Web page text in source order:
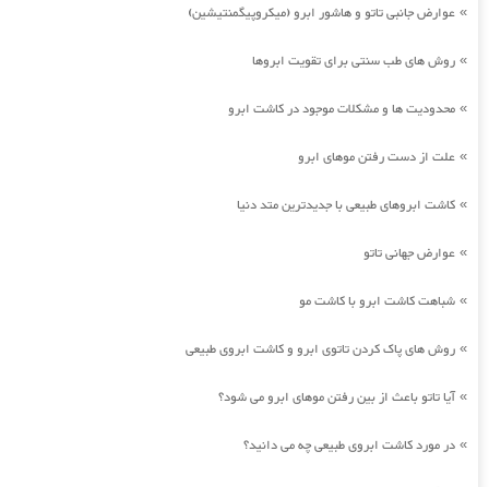
» عوارض جانبی تاتو و هاشور ابرو (میکروپیگمنتیشین)
» روش های طب سنتی برای تقویت ابروها
» محدودیت ها و مشکلات موجود در کاشت ابرو
» علت از دست رفتن موهای ابرو
» کاشت ابروهای طبیعی با جدیدترین متد دنیا
» عوارض جهانی تاتو
» شباهت کاشت ابرو با کاشت مو
» روش های پاک کردن تاتوی ابرو و کاشت ابروی طبیعی
»آیا تاتو باعث از بین رفتن موهای ابرو می شود؟
» در مورد کاشت ابروی طبیعی چه می دانید؟